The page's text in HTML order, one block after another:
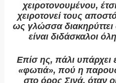
χειροτονουμένου,
χειροτονεί τους
ως γλώσσα διακηρύττει
είναι διδάσκαλοι
Επίσ ης, πάλι υπάρχει
«φωτιά», πού η
στο όρος Σινά, όταν